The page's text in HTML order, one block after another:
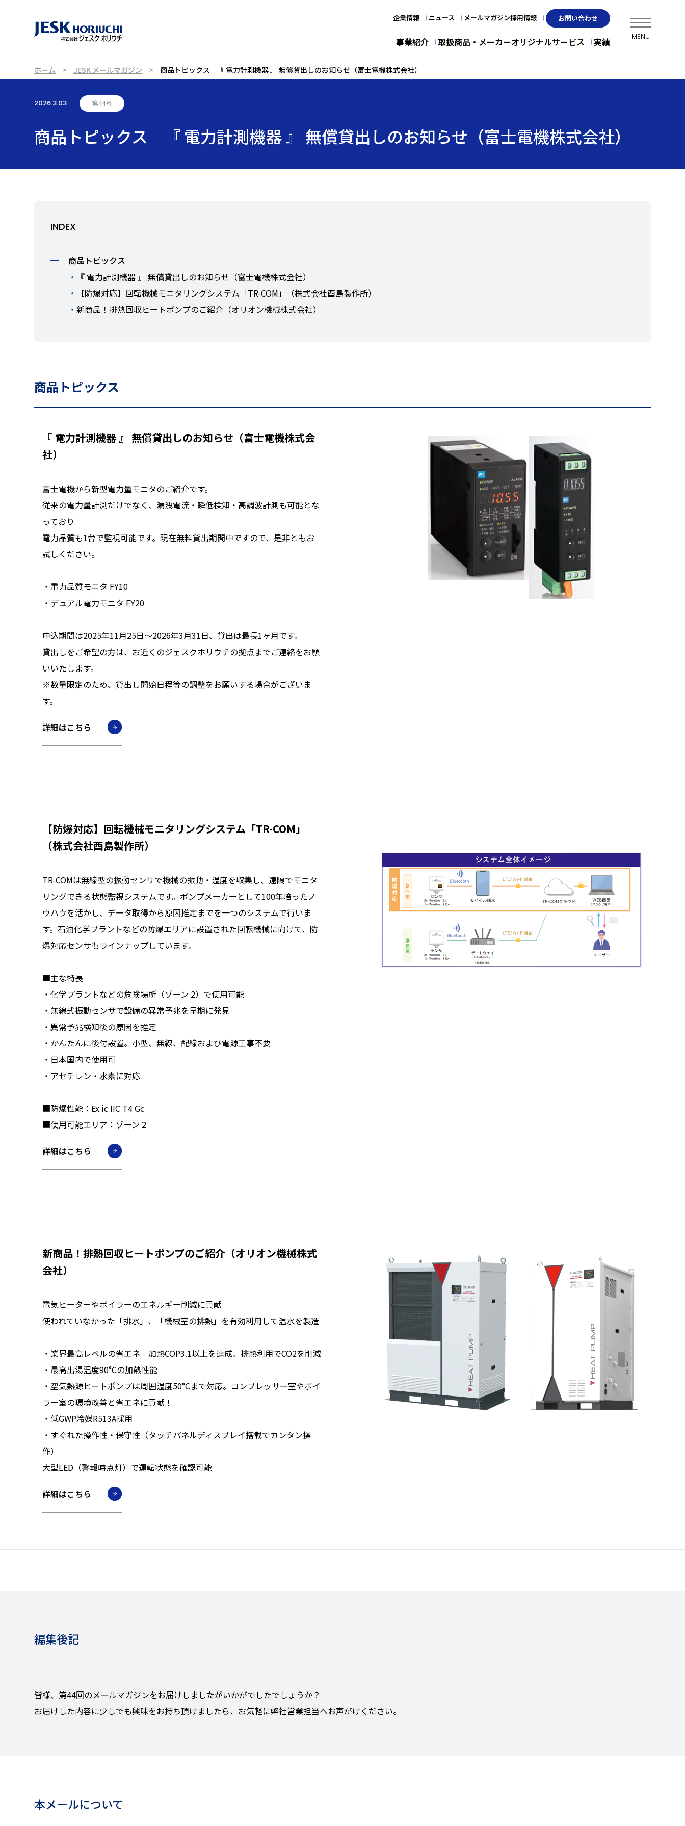
企業情報 ニュース メールマガジン採用情報 お問い合わせ
事業紹介 取扱商品・メーカーオリジナルサービス 実績
ホーム JESK メールマガジン 商品トピックス 『 電力計測機器 』 無償貸出しのお知らせ（富士電機株式会社）
2026.3.03 第44号
商品トピックス 『 電力計測機器 』 無償貸出しのお知らせ（富士電機株式会社）
INDEX
商品トピックス
『 電力計測機器 』 無償貸出しのお知らせ（富士電機株式会社）
【防爆対応】回転機械モニタリングシステム「TR-COM」（株式会社酉島製作所）
新商品！排熱回収ヒートポンプのご紹介（オリオン機械株式会社）
商品トピックス
『 電力計測機器 』 無償貸出しのお知らせ（富士電機株式会
社）
富士電機から新型電力量モニタのご紹介です。
従来の電力量計測だけでなく、漏洩電流・瞬低検知・高調波計測も可能とな
っており
電力品質も1台で監視可能です。現在無料貸出期間中ですので、是非ともお
試しください。
・電力品質モニタ FY10
・デュアル電力モニタ FY20
申込期間は2025年11月25日～2026年3月31日、貸出は最長1ヶ月です。
貸出しをご希望の方は、お近くのジェスクホリウチの拠点までご連絡をお願
いいたします。
※数量限定のため、貸出し開始日程等の調整をお願いする場合がございま
す。
詳細はこちら
【防爆対応】回転機械モニタリングシステム「TR-COM」
（株式会社酉島製作所）
TR-COMは無線型の振動センサで機械の振動・温度を収集し、遠隔でモニタ
リングできる状態監視システムです。ポンプメーカーとして100年培ったノ
ウハウを活かし、データ取得から原因推定までを一つのシステムで行いま
す。石油化学プラントなどの防爆エリアに設置された回転機械に向けて、防
爆対応センサもラインナップしています。
■主な特長
・化学プラントなどの危険場所（ゾーン 2）で使用可能
・無線式振動センサで設備の異常予兆を早期に発見
・異常予兆検知後の原因を推定
・かんたんに後付設置。小型、無線、配線および電源工事不要
・日本国内で使用可
・アセチレン・水素に対応
■防爆性能：Ex ic IIC T4 Gc
■使用可能エリア：ゾーン 2
詳細はこちら
新商品！排熱回収ヒートポンプのご紹介（オリオン機械株式
会社）
電気ヒーターやボイラーのエネルギー削減に貢献
使われていなかった「排水」、「機械室の排熱」を有効利用して温水を製造
・業界最高レベルの省エネ 加熱COP3.1以上を達成。排熱利用でCO2を削減
・最高出湯温度90°Cの加熱性能
・空気熱源ヒートポンプは周囲温度50°Cまで対応。コンプレッサー室やボイ
ラー室の環境改善と省エネに貢献！
・低GWP冷媒R513A採用
・すぐれた操作性・保守性（タッチパネルディスプレイ搭載でカンタン操
作）
大型LED（警報時点灯）で運転状態を確認可能
詳細はこちら
編集後記
皆様、第44回のメールマガジンをお届けしましたがいかがでしたでしょうか？
お届けした内容に少しでも興味をお持ち頂けましたら、お気軽に弊社営業担当へお声がけください。
本メールについて